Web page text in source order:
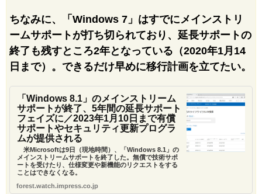
ちなみに、「Windows 7」はすでにメインストリ
ームサポートが打ち切られており、延長サポートの
終了も残すところ2年となっている（2020年1月14
日まで）。できるだけ早めに移行計画を立てたい。
「Windows 8.1」のメインストリーム
サポートが終了、5年間の延長サポート
フェイズに／2023年1月10日まで有償
サポートやセキュリティ更新プログラ
ムが提供される
米Microsoftは9日（現地時間）、「Windows 8.1」の
メインストリームサポートを終了した。無償で技術サポ
ートを受けたり、仕様変更や新機能のリクエストをする
ことはできなくなる。
forest.watch.impress.co.jp